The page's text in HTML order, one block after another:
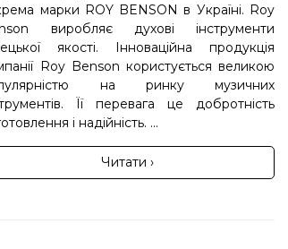
марки ROY BENSON в Україні. Roy
виробляє духові інструменти
якості. Інноваційна продукція
Roy Benson користується великою
на ринку музичних
Її перевага це добротність
і надійність. ...
Читати ›